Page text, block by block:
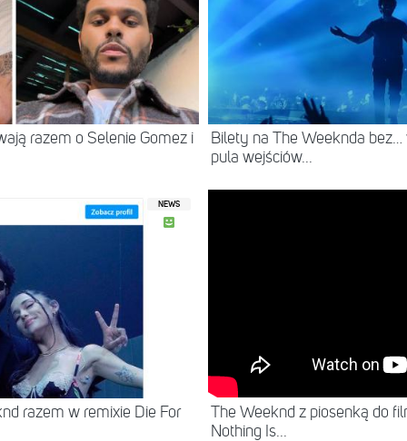
razem o Selenie Gomez i
Bilety na The Weeknda
pula wejściów...
NEWS
razem w remixie Die For
The Weeknd z piosenką do
Nothing Is...